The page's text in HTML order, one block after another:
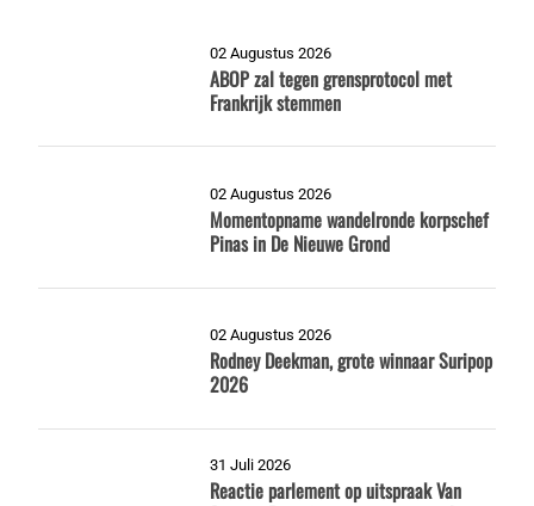
02 Augustus 2026
ABOP zal tegen grensprotocol met
Frankrijk stemmen
02 Augustus 2026
Momentopname wandelronde korpschef
Pinas in De Nieuwe Grond
02 Augustus 2026
Rodney Deekman, grote winnaar Suripop
2026
31 Juli 2026
Reactie parlement op uitspraak Van